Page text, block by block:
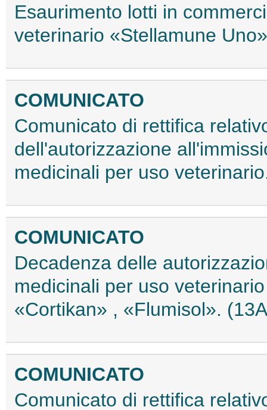
Esaurimento lotti in
veterinario «Stellamune
COMUNICATO
Comunicato di rettifica
dell'autorizzazione
medicinali per uso
COMUNICATO
Decadenza delle
medicinali per uso
«Cortikan» , «Flumisol».
COMUNICATO
Comunicato di rettifica